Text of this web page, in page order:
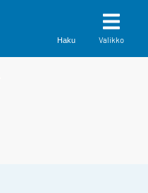
Haku Valikko